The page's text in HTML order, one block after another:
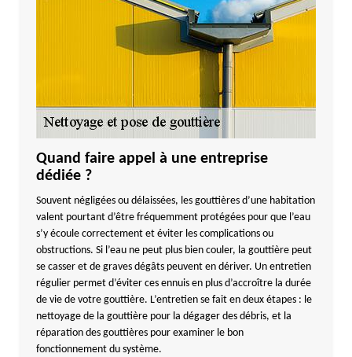
Quand faire appel à une entreprise
dédiée ?
Souvent négligées ou délaissées, les gouttières d’une habitation
valent pourtant d’être fréquemment protégées pour que l’eau
s’y écoule correctement et éviter les complications ou
obstructions. Si l’eau ne peut plus bien couler, la gouttière peut
se casser et de graves dégâts peuvent en dériver. Un entretien
régulier permet d’éviter ces ennuis en plus d’accroître la durée
de vie de votre gouttière. L’entretien se fait en deux étapes : le
nettoyage de la gouttière pour la dégager des débris, et la
réparation des gouttières pour examiner le bon
fonctionnement du système.